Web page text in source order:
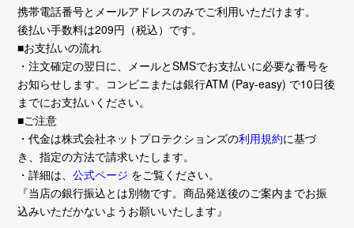
携帯電話番号とメールアドレスのみでご利用いただけます。
後払い手数料は209円（税込）です。
■お支払いの流れ
・注文確定の翌日に、メールとSMSでお支払いに必要な番号を
お知らせします。コンビニまたは銀行ATM (Pay-easy) で10日後
までにお支払いください。
■ご注意
・代金は株式会社ネットプロテクションズの利用規約に基づ
き、指定の方法で請求いたします。
・詳細は、公式ページ をご覧ください。
『当店の銀行振込とは別物です。商品発送後のご案内までお振
込みいただかないようお願いいたします』